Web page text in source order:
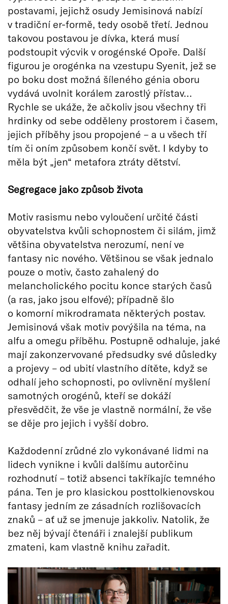
postavami, jejichž osudy Jemisinová nabízí
v tradiční er-formě, tedy osobě třetí. Jednou
takovou postavou je dívka, která musí
podstoupit výcvik v orogénské Opoře. Další
figurou je orogénka na vzestupu Syenit, jež se
po boku dost možná šíleného génia oboru
vydává uvolnit korálem zarostlý přístav…
Rychle se ukáže, že ačkoliv jsou všechny tři
hrdinky od sebe odděleny prostorem i časem,
jejich příběhy jsou propojené – a u všech tří
tím či oním způsobem končí svět. I kdyby to
měla být „jen“ metafora ztráty dětství.
Segregace jako způsob života
Motiv rasismu nebo vyloučení určité části
obyvatelstva kvůli schopnostem či silám, jimž
většina obyvatelstva nerozumí, není ve
fantasy nic nového. Většinou se však jednalo
pouze o motiv, často zahalený do
melancholického pocitu konce starých časů
(a ras, jako jsou elfové); případně šlo
o komorní mikrodramata některých postav.
Jemisinová však motiv povýšila na téma, na
alfu a omegu příběhu. Postupně odhaluje, jaké
mají zakonzervované předsudky své důsledky
a projevy – od ubití vlastního dítěte, když se
odhalí jeho schopnosti, po ovlivnění myšlení
samotných orogénů, kteří se dokáží
přesvědčit, že vše je vlastně normální, že vše
se děje pro jejich i vyšší dobro.
Každodenní zrůdné zlo vykonávané lidmi na
lidech vynikne i kvůli dalšímu autorčinu
rozhodnutí – totiž absenci takříkajíc temného
pána. Ten je pro klasickou posttolkienovskou
fantasy jedním ze zásadních rozlišovacích
znaků – ať už se jmenuje jakkoliv. Natolik, že
bez něj bývají čtenáři i znalejší publikum
zmateni, kam vlastně knihu zařadit.